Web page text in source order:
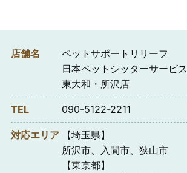
店舗名
ペットサポートリリーフ
日本ペットシッターサービス
東大和・所沢店
TEL 090-5122-2211
対応エリア
【埼玉県】
所沢市、入間市、狭山市
【東京都】